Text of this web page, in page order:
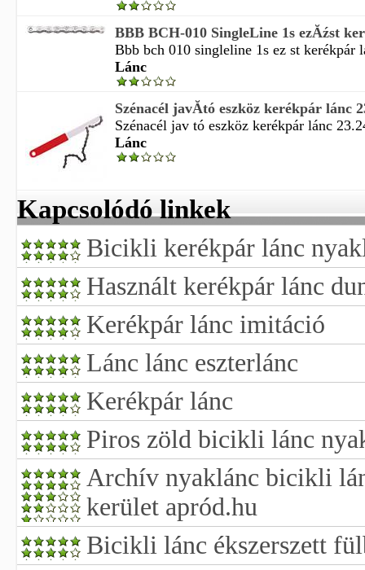
BBB BCH-010 SingleLine 1s ezĂźst
Bbb bch 010 singleline 1s ez st kerékpár
Lánc
Szénacél javĂ­tó eszköz kerékpár lánc
Szénacél jav tó eszköz kerékpár lánc
Lánc
Kapcsolódó linkek
Bicikli kerékpár lánc
Használt kerékpár lánc
Kerékpár lánc imitáció
Lánc lánc eszterlánc
Kerékpár lánc
Piros zöld bicikli lánc
Archív nyaklánc bicikli
kerület apród.hu
Bicikli lánc ékszerszett